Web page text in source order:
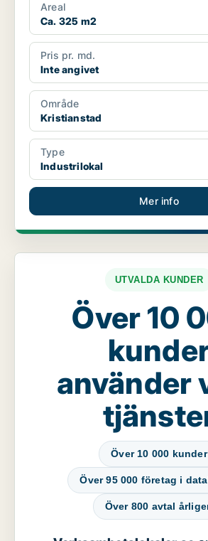
Areal
Ca. 325 m2
Pris pr. md.
Inte angivet
Område
Kristianstad
Type
Industrilokal
Mer info
UTVALDA KUNDER
Över 10
använder
Över 10 000 kunder
Över 95 000 företag i
Över 800 avtal